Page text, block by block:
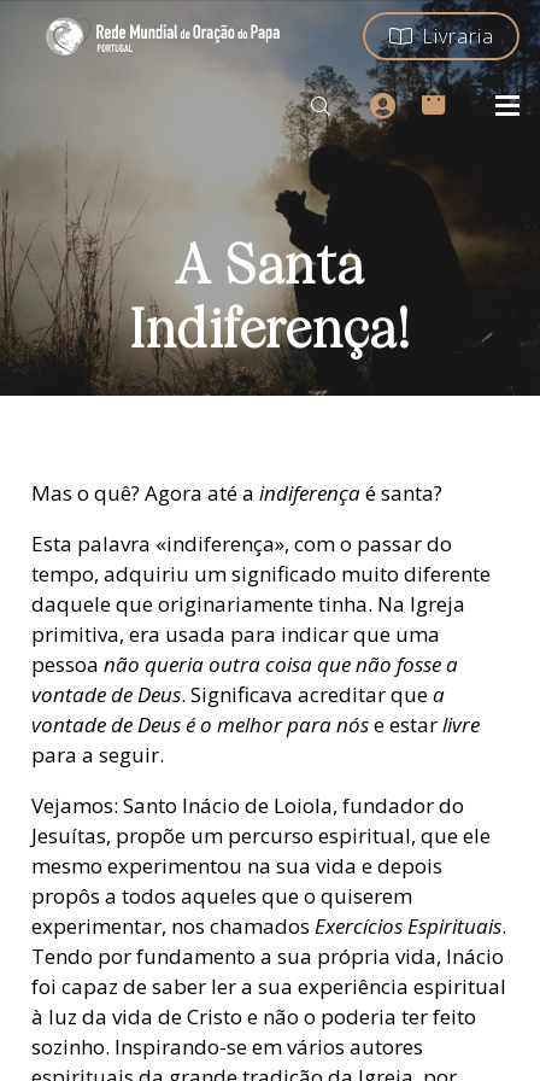
Livraria
A Santa
Indiferença!
Mas o quê? Agora até a indiferençaé santa?
Esta palavra «indiferença», com o passar do
tempo, adquiriu um significado muito diferente
daquele que originariamente tinha. Na Igreja
primitiva, era usada para indicar que uma
pessoa não queria outra coisa que não fosse a
vontade de Deus. Significava acreditar quea
vontade de Deus é o melhor para nóse estarlivre
para a seguir.
Vejamos: Santo Inácio de Loiola, fundador do
Jesuítas, propõe um percurso espiritual, que ele
mesmo experimentou na sua vida e depois
propôs a todos aqueles que o quiserem
experimentar, nos chamados Exercícios Espirituais.
Tendo por fundamento a sua própria vida, Inácio
foi capaz de saber ler a sua experiência espiritual
à luz da vida de Cristo e não o poderia ter feito
sozinho. Inspirando-se em vários autores